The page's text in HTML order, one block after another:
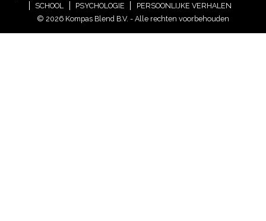
SCHOOL
PSYCHOLOGIE
PERSOONLIJKE VERHALEN
© 2026 Kompas Blend B.V. - Alle rechten voorbehouden